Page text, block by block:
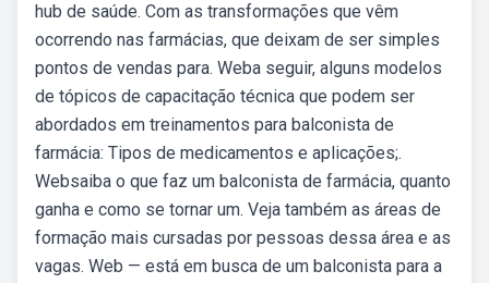
hub de saúde. Com as transformações que vêm
ocorrendo nas farmácias, que deixam de ser simples
pontos de vendas para. Weba seguir, alguns modelos
de tópicos de capacitação técnica que podem ser
abordados em treinamentos para balconista de
farmácia: Tipos de medicamentos e aplicações;.
Websaiba o que faz um balconista de farmácia, quanto
ganha e como se tornar um. Veja também as áreas de
formação mais cursadas por pessoas dessa área e as
vagas. Web — está em busca de um balconista para a